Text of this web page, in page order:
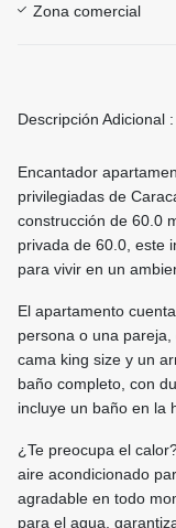
Zona comercial
Descripción Adicional :
Encantador
privilegiadas de
construcción de 60.0
privada de 60.0, este
para vivir en un
El apartamento
persona o una
cama king size y un
baño completo, con
incluye un baño en la
¿Te preocupa el
aire acondicionado
agradable en todo
para el agua,